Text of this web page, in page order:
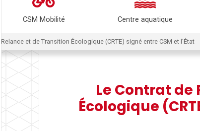
CSM Mobilité Centre aquatique
Relance et de Transition Écologique (CRTE) signé entre CSM et l’État
Le Contrat de
Écologique